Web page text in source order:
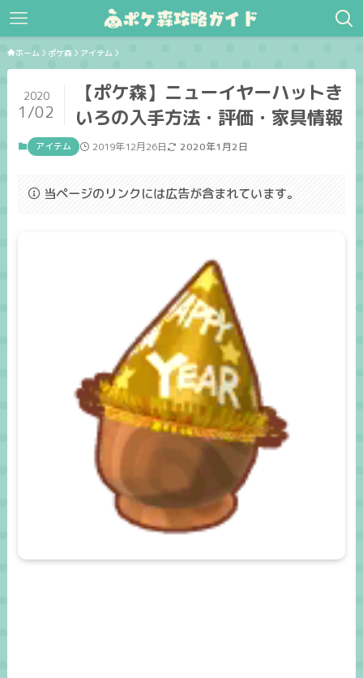
ホーム ポケ森 アイテム
【ポケ森】ニューイヤーハットき
いろの入手方法・評価・家具情報
2020
1/02
アイテム 2019年12月26日 2020年1月2日
当ページのリンクには広告が含まれています。